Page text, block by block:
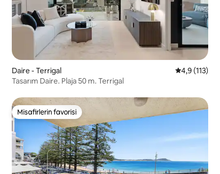
Daire - Terrigal 5 üzerinden
4,9 (113)
Tasarım Daire. Plaja 50 m. Terrigal
Misafirlerin favorisi
Misafirlerin favorisi